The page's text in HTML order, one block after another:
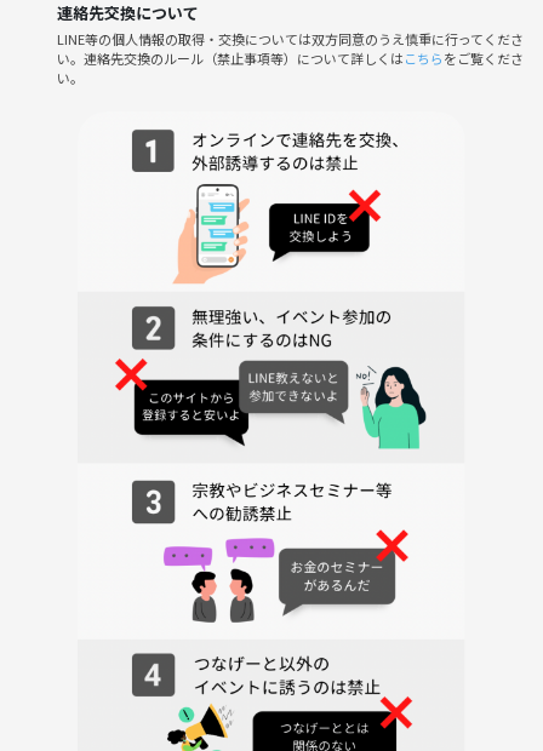
初参加でも仲間外れができないようにしっかりフォローさせてもらいま
ボードゲームカフェ代と参加費込のお値段なのでとてもリーズナブルな
ぜひぜひ一緒にボードゲーム楽しみましょ🎶
途中参加、途中退出もOKです🙆‍♂️
1~2時間のみの参加も大歓迎👌
東京都千代田区神田佐久間町3-21-6 ポローニア秋葉原Ⅱ 102
たなぼたカフェ秋葉原２号店
秋葉原駅近くのボードゲームカフェ です！
当サークルは、「ボードゲームを通じた友達作り」をテーマに活動して
初心者、未経験の方でも楽しめるボードゲームで遊びます😊
わいわい誰でも楽しめるような運営を心がけています！
ほとんどの人が一人参加ですので、お一人様でもお気軽にご参加くださ
連絡先交換について
LINE等の個人情報の取得・交換については双方同意のうえ慎重に行ってくださ
い。連絡先交換のルール（禁止事項等）について詳しくはこちらをご覧くださ
い。